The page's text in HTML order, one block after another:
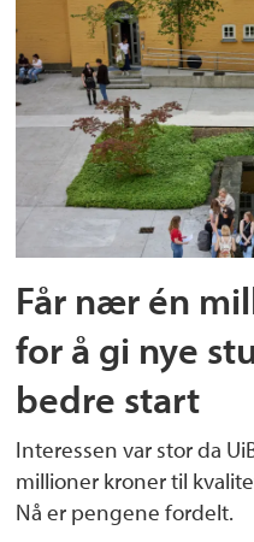
Får nær én
for å gi nye
bedre start
Interessen var stor da
millioner kroner til
Nå er pengene fordelt.